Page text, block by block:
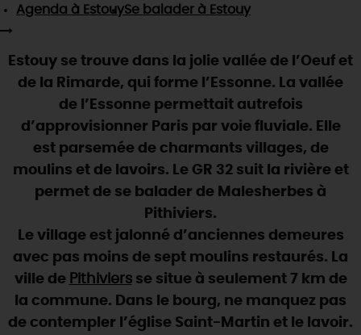
Visitesgourmandesetcréatives
Chic, une aire de pique-nique
Par ici lesguinguettes
Que rapporter du Loiret ?
La Route des Métiers d'Art
TOUT L'ART DE VIVRE
Des vacances auprès des animaux 🐎
(re)Découvrir les coulisses de la Faïencerie de
Gien !
Expérimenter les parcours Baludik
Une saison de festivals 🎉
Rendez-vous de la nature en 2026
Des sorties en famille dans le Loiret !
Programme des animations "Loiret au fil de l'eau"
2026
Où sortir ?
SE REPÉRER,SE DÉPLACER
RÉSERVERMAINTENANT
Agenda à EstouySe balader à Estouy
Estouy se trouve dans la jolie vallée de l’Oeuf et
de la Rimarde, qui forme l’Essonne. La vallée
de l’Essonne permettait autrefois
d’approvisionner Paris par voie fluviale. Elle
est parsemée de charmants villages, de
moulins et de lavoirs. Le GR 32 suit la rivière et
permet de se balader de Malesherbes à
Pithiviers.
Le village est jalonné d’anciennes demeures
avec pas moins de sept moulins restaurés. La
ville de Pithiviersse situe à seulement 7 km de
la commune. Dans le bourg, ne manquez pas
de contempler l’église Saint-Martin et le lavoir.